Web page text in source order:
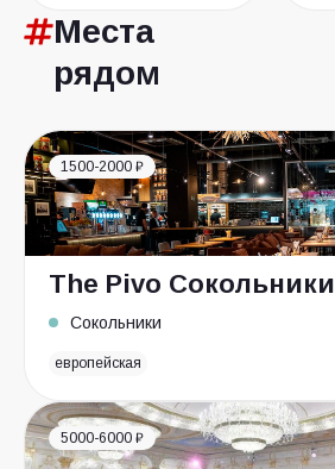
Места
рядом
1500-2000 ₽
The Pivo Сокольники
Сокольники
европейская
5000-6000 ₽